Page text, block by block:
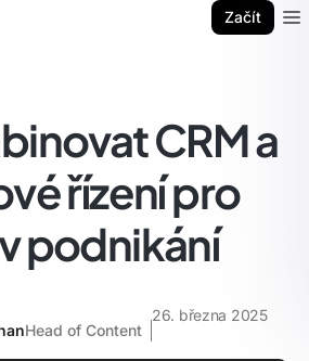
Začít
CRM a
řízení pro
podnikání
Head of Content
26. března 2025